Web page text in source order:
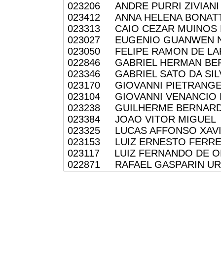
023206 ANDRE PURRI ZIVIANI
023412 ANNA HELENA
023313 CAIO CEZAR MUINOS
023027 EUGENIO GUANWEN
023050 FELIPE RAMON DE
022846 GABRIEL HERMAN
023346 GABRIEL SATO DA
023170 GIOVANNI
023104 GIOVANNI VENANCIO
023238 GUILHERME
023384 JOAO VITOR MIGUEL
023325 LUCAS AFFONSO
023153 LUIZ ERNESTO
023117 LUIZ FERNANDO DE
022871 RAFAEL GASPARIN